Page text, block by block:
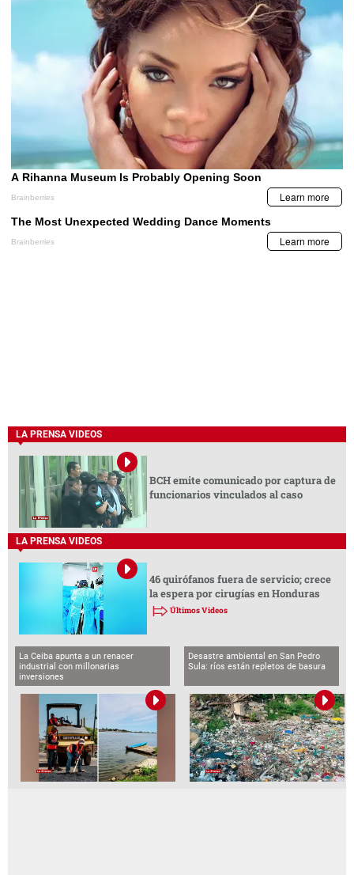
LA PRENSA VIDEOS
BCH emite comunicado por captura de
funcionarios vinculados al caso
LA PRENSA VIDEOS
46 quirófanos fuera de servicio; crece
la espera por cirugías en Honduras
Últimos Videos
La Ceiba apunta a un renacer
industrial con millonarias
inversiones
Desastre ambiental en San Pedro
Sula: ríos están repletos de basura